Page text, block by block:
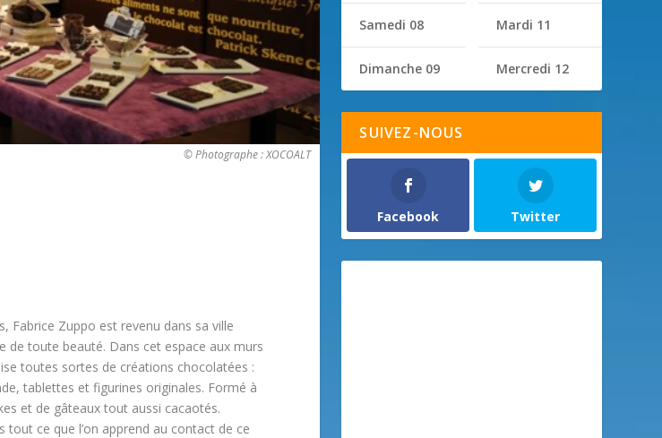
© Photographe : XOCOALT
Fabrice Zuppo est revenu dans sa ville
de toute beauté. Dans cet espace aux murs
toutes sortes de créations chocolatées :
tablettes et figurines originales. Formé à
et de gâteaux tout aussi cacaotés.
tout ce que l’on apprend au contact de ce
Samedi 08
Dimanche 09
Mardi 11
Mercredi 12
SUIVEZ-NOUS
Facebook Twitter